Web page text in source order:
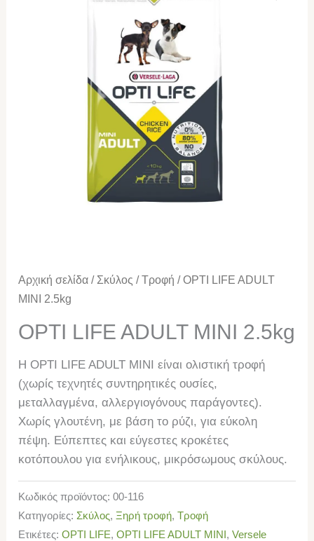
Αρχική σελίδα / Σκύλος / Τροφή / OPTI LIFE ADULT
MINI 2.5kg
OPTI LIFE ADULT MINI 2.5kg
H OPTI LIFE ADULT MINI είναι ολιστική τροφή
(χωρίς τεχνητές συντηρητικές ουσίες,
μεταλλαγμένα, αλλεργιογόνους παράγοντες).
Χωρίς γλουτένη, με βάση το ρύζι, για εύκολη
πέψη. Εύπεπτες και εύγεστες κροκέτες
κοτόπουλου για ενήλικους, μικρόσωμους σκύλους.
Κωδικός προϊόντος:00-116
Κατηγορίες: Σκύλος, Ξηρή τροφή,Τροφή
Ετικέτες:OPTI LIFE,OPTI LIFE ADULT MINI,Versele